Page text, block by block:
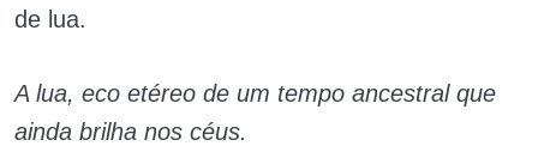
de lua.
A lua, eco etéreo de um tempo ancestral que
ainda brilha nos céus.